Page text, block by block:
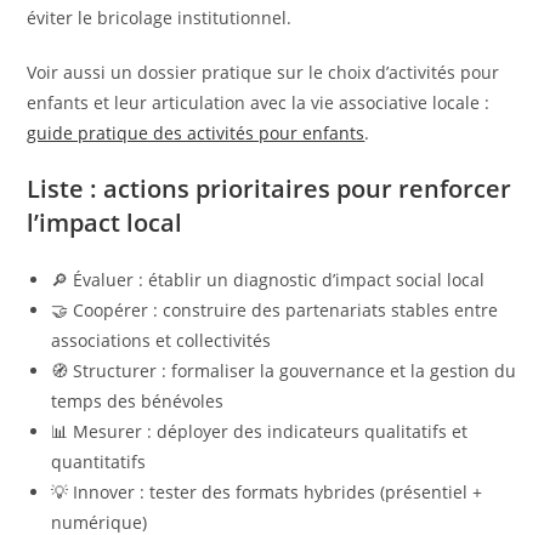
éviter le bricolage institutionnel.
Voir aussi un dossier pratique sur le choix d’activités pour
enfants et leur articulation avec la vie associative locale :
guide pratique des activités pour enfants.
Liste : actions prioritaires pour renforcer
l’impact local
🔎 Évaluer : établir un diagnostic d’impact social local
🤝 Coopérer : construire des partenariats stables entre
associations et collectivités
🧭 Structurer : formaliser la gouvernance et la gestion du
temps des bénévoles
📊 Mesurer : déployer des indicateurs qualitatifs et
quantitatifs
💡 Innover : tester des formats hybrides (présentiel +
numérique)